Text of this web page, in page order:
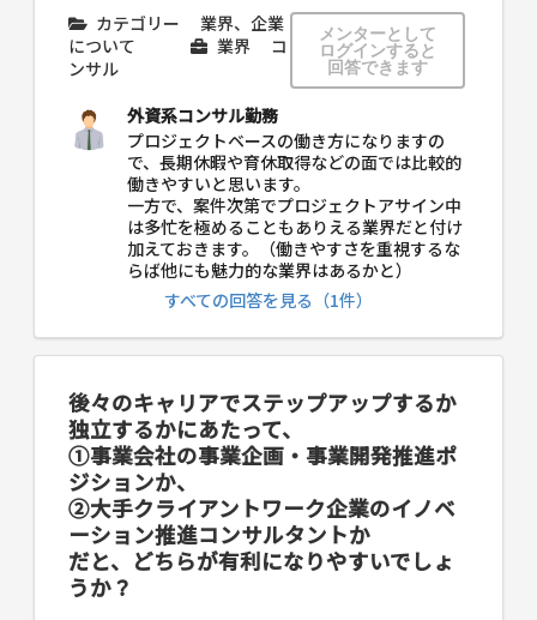
カテゴリー
業界、企業
について
業界
コ
ンサル
メンターとして
ログインすると
回答できます
外資系コンサル勤務
プロジェクトベースの働き方になりますの
で、長期休暇や育休取得などの面では比較的
働きやすいと思います。
一方で、案件次第でプロジェクトアサイン中
は多忙を極めることもありえる業界だと付け
加えておきます。（働きやすさを重視するな
らば他にも魅力的な業界はあるかと）
すべての回答を見る（1件）
後々のキャリアでステップアップするか
独立するかにあたって、
①事業会社の事業企画・事業開発推進ポ
ジションか、
②大手クライアントワーク企業のイノベ
ーション推進コンサルタントか
だと、どちらが有利になりやすいでしょ
うか？